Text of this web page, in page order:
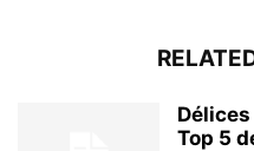
Top 5